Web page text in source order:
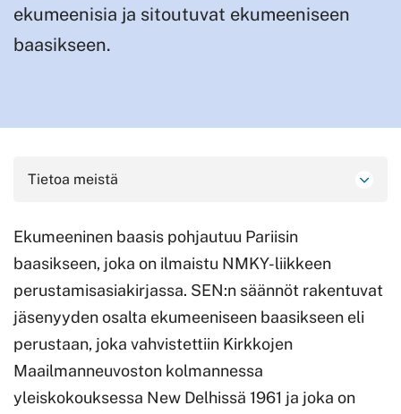
ekumeenisia ja sitoutuvat ekumeeniseen
baasikseen.
Tietoa meistä
Ekumeeninen baasis pohjautuu Pariisin
baasikseen, joka on ilmaistu NMKY-liikkeen
perustamisasiakirjassa. SEN:n säännöt rakentuvat
jäsenyyden osalta ekumeeniseen baasikseen eli
perustaan, joka vahvistettiin Kirkkojen
Maailmanneuvoston kolmannessa
yleiskokouksessa New Delhissä 1961 ja joka on